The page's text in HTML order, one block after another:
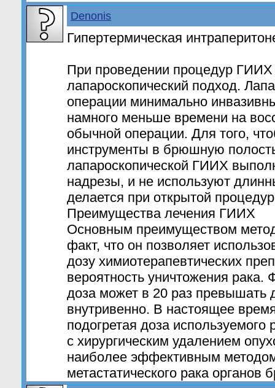
Denonis
Гипертермическая
При проведении процедур ГИИХ
лапароскопический подход.
операции минимально
намного меньше времени на
обычной операции. Для того,
инструменты в брюшную
лапароскопической ГИИХ
надрезы, и не используют
делается при открытой
Преимущества лечения ГИИХ
Основным преимуществом
факт, что он позволяет
дозу химиотерапевтических
вероятность уничтожения рака.
доза может в 20 раз превышать
внутривенно. В настоящее
подогретая доза используемого
с хирургическим удалением
наиболее эффективным
метастатического рака